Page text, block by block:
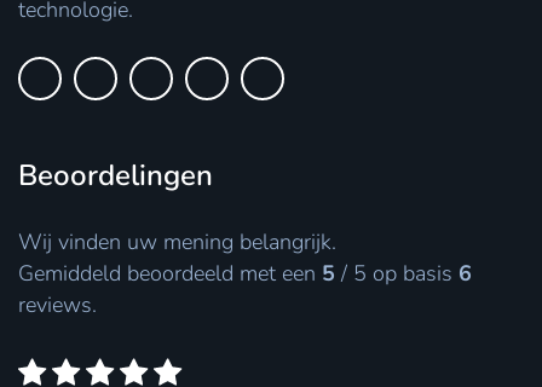
technologie.
Beoordelingen
Wij vinden uw mening belangrijk.
Gemiddeld beoordeeld met een 5 / 5 op basis 6
reviews.